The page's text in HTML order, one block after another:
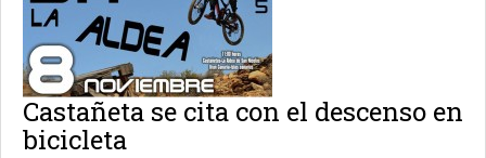
Castañeta se cita con el descenso en
bicicleta